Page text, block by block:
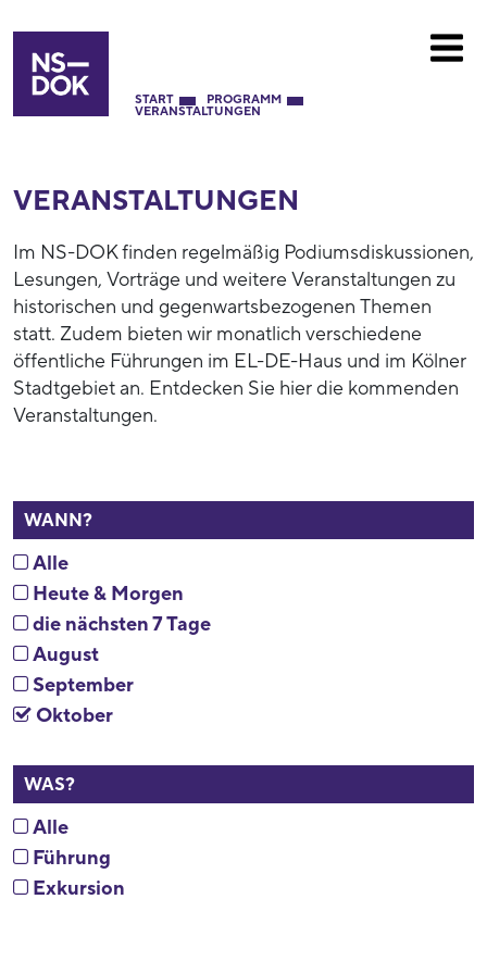
START PROGRAMM
VERANSTALTUNGEN
VERANSTALTUNGEN
Im NS-DOK finden regelmäßig Podiumsdiskussionen,
Lesungen, Vorträge und weitere Veranstaltungen zu
historischen und gegenwartsbezogenen Themen
statt. Zudem bieten wir monatlich verschiedene
öffentliche Führungen im EL-DE-Haus und im Kölner
Stadtgebiet an. Entdecken Sie hier die kommenden
Veranstaltungen.
WANN?
Alle
Heute & Morgen
die nächsten 7 Tage
August
September
Oktober
WAS?
Alle
Führung
Exkursion